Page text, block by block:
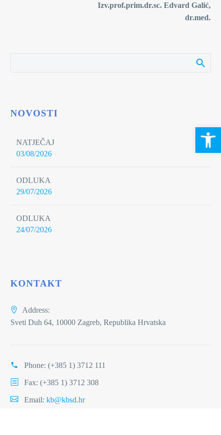
Izv.prof.prim.dr.sc. Edvard Galić,
dr.med.
NOVOSTI
NATJEČAJ
03/08/2026
ODLUKA
29/07/2026
ODLUKA
24/07/2026
KONTAKT
Address:
Sveti Duh 64, 10000 Zagreb, Republika Hrvatska
Phone: (+385 1) 3712 111
Fax: (+385 1) 3712 308
Email: kb@kbsd.hr